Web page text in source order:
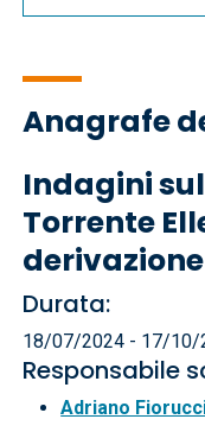
Anagrafe
Indagini
Torrente
derivazione
Durata:
18/07/2024 - 17/10/
Responsabile
Adriano